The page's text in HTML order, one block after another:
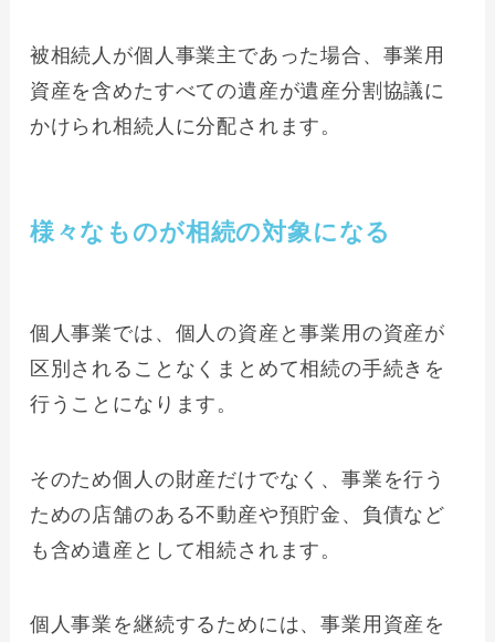
被相続人が個人事業主であった場合、事業用
資産を含めたすべての遺産が遺産分割協議に
かけられ相続人に分配されます。
様々なものが相続の対象になる
個人事業では、個人の資産と事業用の資産が
区別されることなくまとめて相続の手続きを
行うことになります。
そのため個人の財産だけでなく、事業を行う
ための店舗のある不動産や預貯金、負債など
も含め遺産として相続されます。
個人事業を継続するためには、事業用資産を